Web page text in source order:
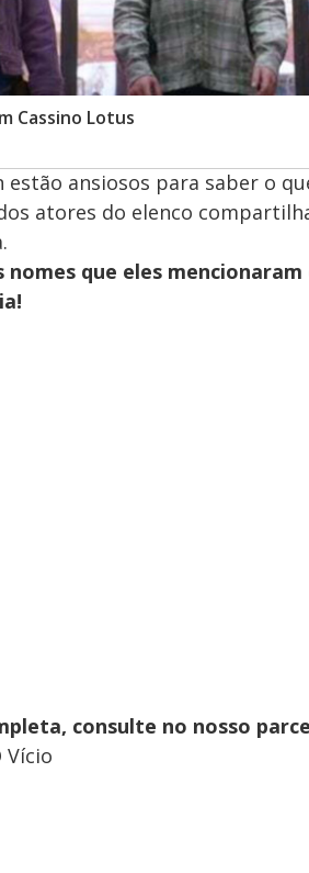
Cassino Lotus
estão ansiosos para saber o
atores do elenco
nomes que eles
consulte no nosso
Vício